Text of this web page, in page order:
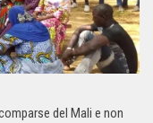
del Mali e non